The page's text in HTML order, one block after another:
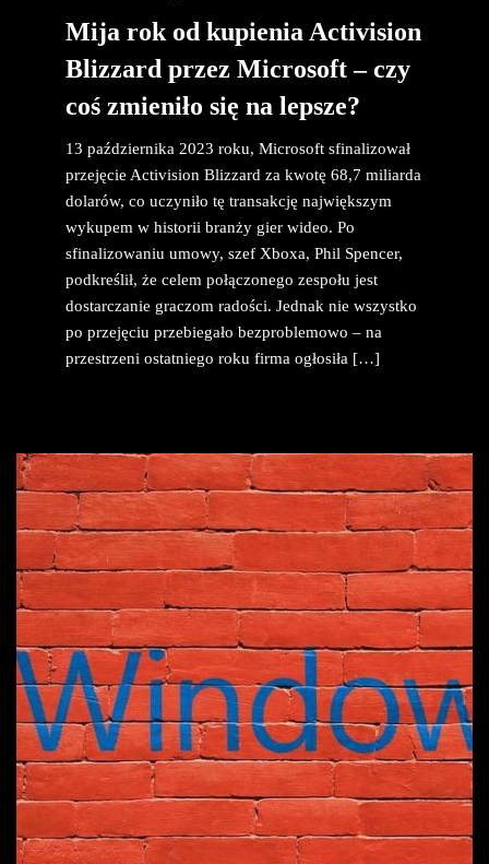
Mija rok od kupienia Activision
Blizzard przez Microsoft – czy
coś zmieniło się na lepsze?
13 października 2023 roku, Microsoft sfinalizował
przejęcie Activision Blizzard za kwotę 68,7 miliarda
dolarów, co uczyniło tę transakcję największym
wykupem w historii branży gier wideo. Po
sfinalizowaniu umowy, szef Xboxa, Phil Spencer,
podkreślił, że celem połączonego zespołu jest
dostarczanie graczom radości. Jednak nie wszystko
po przejęciu przebiegało bezproblemowo – na
przestrzeni ostatniego roku firma ogłosiła […]